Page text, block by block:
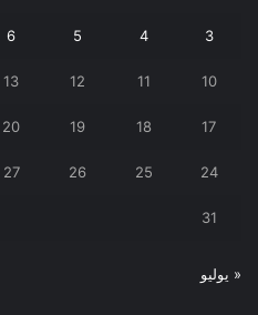
3
4
5
6
10
11
12
13
17
18
19
20
24
25
26
27
31
« يوليو